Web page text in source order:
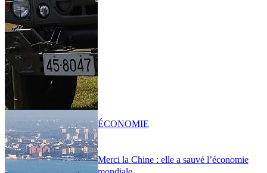
Merci la Chine : elle a sauvé l’économie
ÉCONOMIE